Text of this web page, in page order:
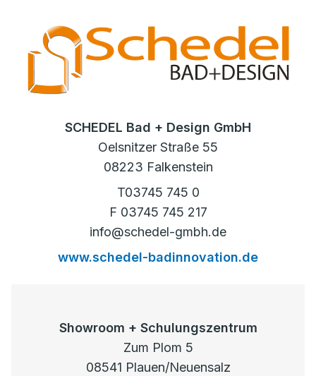
SCHEDEL Bad + Design GmbH
Oelsnitzer Straße 55
08223 Falkenstein
T03745 745 0
F 03745 745 217
info@schedel-gmbh.de
www.schedel-badinnovation.de
Showroom + Schulungszentrum
Zum Plom 5
08541 Plauen/Neuensalz